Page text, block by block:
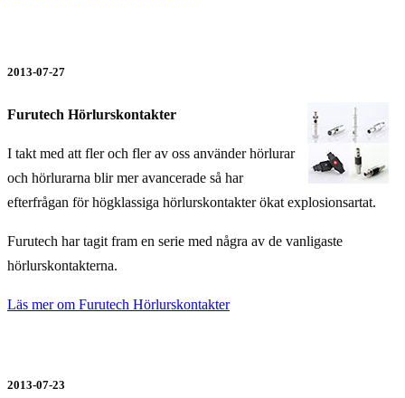
2013-07-27
Furutech Hörlurskontakter
I takt med att fler och fler av oss använder hörlurar
och hörlurarna blir mer avancerade så har
efterfrågan för högklassiga hörlurskontakter ökat explosionsartat.
Furutech har tagit fram en serie med några av de vanligaste
hörlurskontakterna.
Läs mer om Furutech Hörlurskontakter
2013-07-23